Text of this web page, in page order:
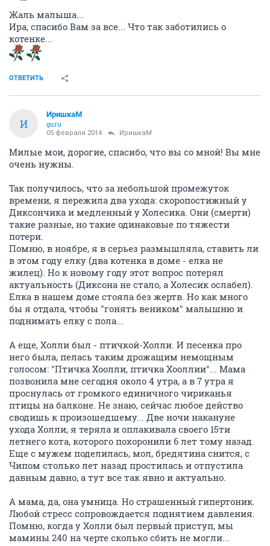
Жаль малыша...
Ира, спасибо Вам за все... Что так заботились о
котенке...
ОТВЕТИТЬ
И
ИришкаМ
guru
05 февраля 2014 ИришкаМ
Милые мои, дорогие, спасибо, что вы со мной! Вы мне
очень нужны.
Так получилось, что за небольшой промежуток
времени, я пережила два ухода: скоропостижный у
Диксончика и медленный у Холесика. Они (смерти)
такие разные, но такие одинаковые по тяжести
потери.
Помню, в ноябре, я в серьез размышляла, ставить ли
в этом году елку (два котенка в доме - елка не
жилец). Но к новому году этот вопрос потерял
актуальность (Диксона не стало, а Холесик ослабел).
Елка в нашем доме стояла без жертв. Но как много
бы я отдала, чтобы "гонять веником" малышню и
поднимать елку с пола...
А еще, Холли был - птичкой-Холли. И песенка про
него была, пелась таким дрожащим немощным
голосом: "Птичка Хоолли, птичка Хооллии"... Мама
позвонила мне сегодня около 4 утра, а в 7 утра я
проснулась от громкого единичного чириканья
птицы на балконе. Не знаю, сейчас любое действо
сводишь к произошедшему... Две ночи накануне
ухода Холли, я теряла и оплакивала своего 15ти
летнего кота, которого похоронили 6 лет тому назад.
Еще с мужем поделилась, мол, бредятина снится, с
Чипом столько лет назад простилась и отпустила
давным давно, а тут все так явно и актуально.
А мама, да, она умница. Но страшенный гипертоник.
Любой стресс сопровождается поднятием давления.
Помню, когда у Холли был первый приступ, мы
мамины 240 на черте сколько сбить не могли...